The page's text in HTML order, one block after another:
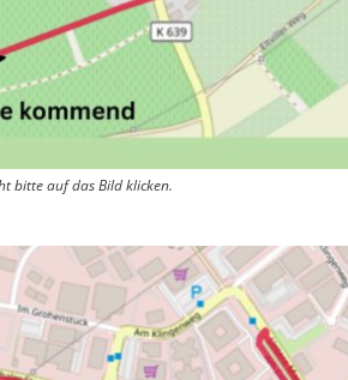
bitte auf das Bild klicken.